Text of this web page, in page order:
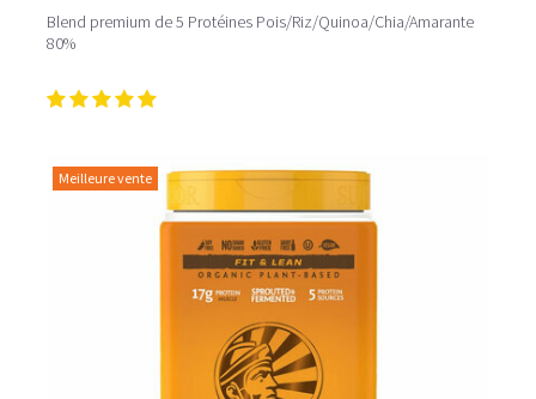
Blend premium de 5 Protéines Pois/Riz/Quinoa/Chia/Amarante
80%
Meilleure vente